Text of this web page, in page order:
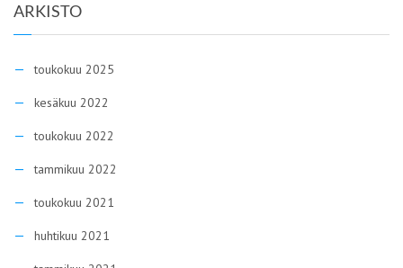
ARKISTO
toukokuu 2025
kesäkuu 2022
toukokuu 2022
tammikuu 2022
toukokuu 2021
huhtikuu 2021